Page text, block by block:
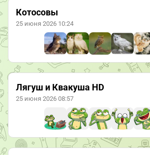
Котосовы
25 июня 2026 10:24
Лягуш и Квакуша HD
25 июня 2026 08:57